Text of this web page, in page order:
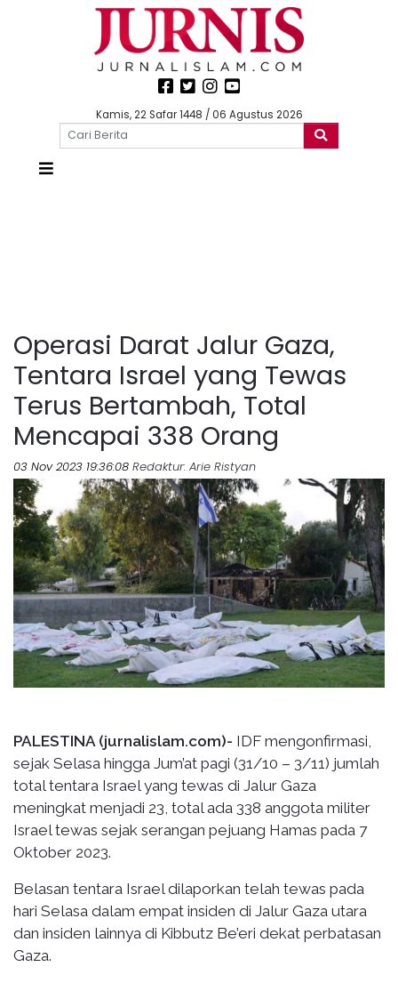
Kamis, 22 Safar 1448 / 06 Agustus 2026
Operasi Darat Jalur Gaza,
Tentara Israel yang Tewas
Terus Bertambah, Total
Mencapai 338 Orang
03 Nov 2023 19:36:08 Redaktur: Arie Ristyan
PALESTINA (jurnalislam.com)- IDF mengonfirmasi,
sejak Selasa hingga Jum’at pagi (31/10 – 3/11) jumlah
total tentara Israel yang tewas di Jalur Gaza
meningkat menjadi 23, total ada 338 anggota militer
Israel tewas sejak serangan pejuang Hamas pada 7
Oktober 2023.
Belasan tentara Israel dilaporkan telah tewas pada
hari Selasa dalam empat insiden di Jalur Gaza utara
dan insiden lainnya di Kibbutz Be’eri dekat perbatasan
Gaza.